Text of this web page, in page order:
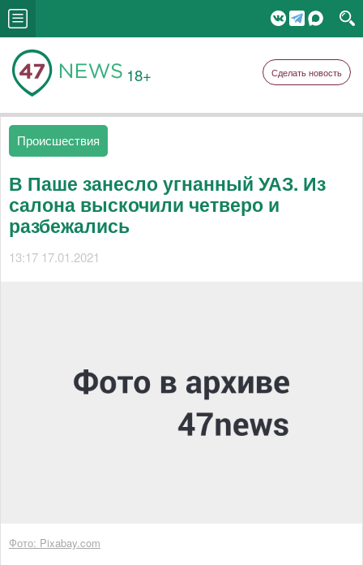
18+ Сделать новость
Происшествия
В Паше занесло угнанный УАЗ. Из
салона выскочили четверо и
разбежались
13:17 17.01.2021
Фото: Pixabay.com